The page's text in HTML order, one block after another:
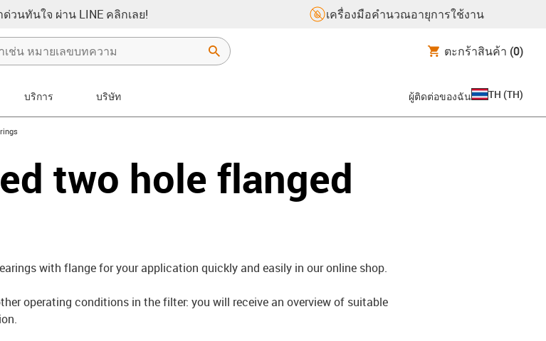
วนทันใจ ผ่าน LINE คลิกเลย! เครื่องมือคำนวณอายุการใช้งาน
ตะกร้าสินค้า (0)
บริการ บริษัท ผู้ติดต่อของฉัน TH (TH)
two hole flanged
with flange for your application quickly and easily in our online shop.
operating conditions in the filter: you will receive an overview of suitable